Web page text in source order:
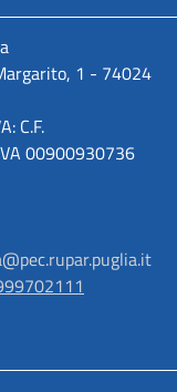
1 - 74024
C.F.
00900930736